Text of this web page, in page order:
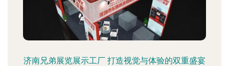
济南兄弟展览展示工厂 打造视觉与体验的双重盛宴